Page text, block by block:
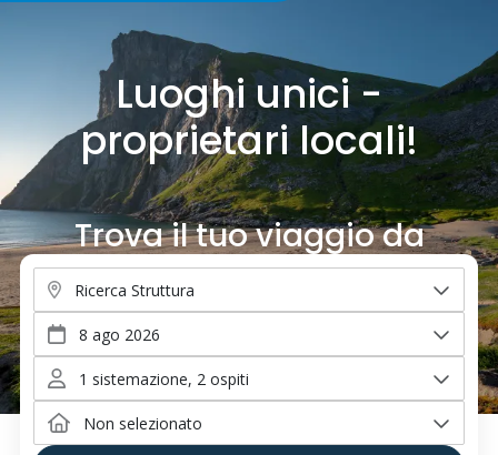
Luoghi unici -
proprietari locali!
Trova il tuo viaggio da
sogno.